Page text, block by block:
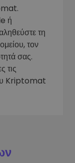
ή
τη
τον
σας.
τις
Kriptomat